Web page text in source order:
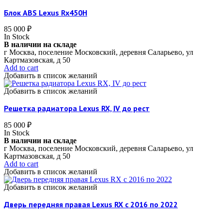
Блок ABS Lexus Rx450H
85 000 ₽
In Stock
В наличии на складе
г Москва, поселение Московский, деревня Саларьево, ул
Картмазовская, д 50
Add to cart
Добавить в список желаний
Добавить в список желаний
Решетка радиатора Lexus RX, IV до рест
85 000 ₽
In Stock
В наличии на складе
г Москва, поселение Московский, деревня Саларьево, ул
Картмазовская, д 50
Add to cart
Добавить в список желаний
Добавить в список желаний
Дверь передняя правая Lexus RX c 2016 по 2022